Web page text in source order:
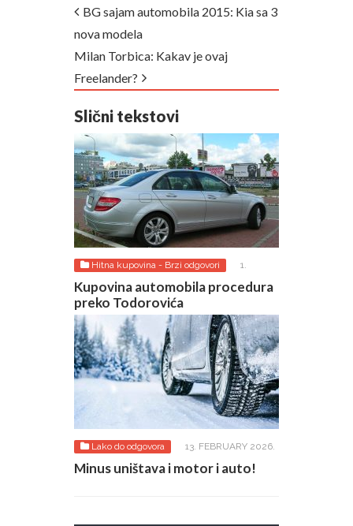
BG sajam automobila 2015: Kia sa 3
nova modela
Milan Torbica: Kakav je ovaj
Freelander?
Slični tekstovi
Hitna kupovina - Brzi odgovori
1.
AUGUST 2026.
Kupovina automobila procedura
preko Todorovića
Lako do odgovora 13. FEBRUARY 2026.
Minus uništava i motor i auto!